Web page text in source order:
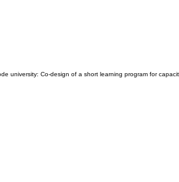
university: Co-design of a short learning program for